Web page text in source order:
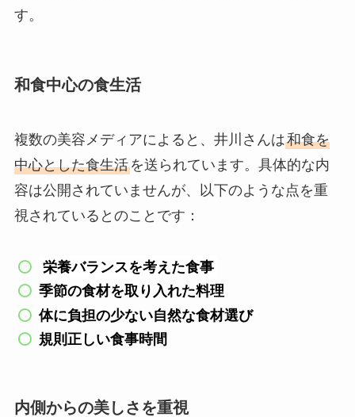
す。
和食中心の食生活
複数の美容メディアによると、井川さんは和食を
中心とした食生活を送られています。具体的な内
容は公開されていませんが、以下のような点を重
視されているとのことです：
栄養バランスを考えた食事
季節の食材を取り入れた料理
体に負担の少ない自然な食材選び
規則正しい食事時間
内側からの美しさを重視